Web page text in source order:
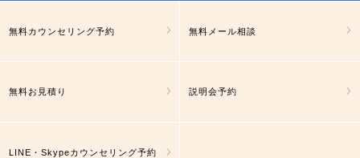
無料カウンセリング予約 無料メール相談
無料お見積り 説明会予約
LINE・Skypeカウンセリング予約